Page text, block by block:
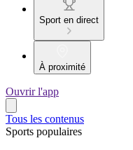
Sport en direct
À proximité
Ouvrir l'app
Tous les contenus
Sports populaires